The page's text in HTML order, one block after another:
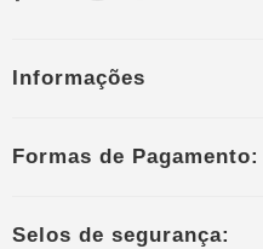
Informações
Formas de Pagamento:
Selos de segurança: